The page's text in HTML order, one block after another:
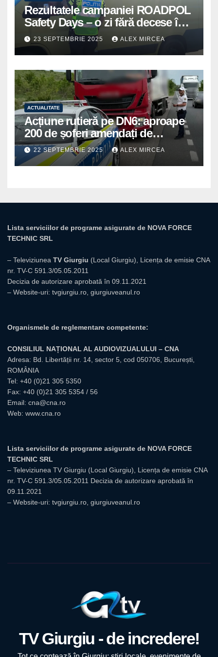
Rezultatele campaniei ROADPOL
Safety Days – o zi fără decese în
trafic
23 SEPTEMBRIE 2025 ALEX MIRCEA
ACTUALITATE
Acțiune rutieră pe DN6: aproape
200 de șoferi amendați de
polițiștii din Mihăilești
22 SEPTEMBRIE 2025 ALEX MIRCEA
Lista serviciilor de programe asigurate de NOVA FORCE
TECHNIC SRL
– Televiziunea TV Giurgiu (Local Giurgiu), Licența de emisie CNA
nr. TV-C 591.3/05.05.2011
Decizia de autorizare aprobată în 09.11.2021
– Website-uri: tvgiurgiu.ro giurgiuveanul.ro
Organismele de reglementare competente:
CONSILIUL NAȚIONAL AL AUDIOVIZUALULUI – CNA
Adresa: Bd. Libertății nr. 14, sector 5, cod 050706, București,
ROMÂNIA
Tel: +40 (0)21 305 5350
Fax: +40 (0)21 305 5354 / 56
Email: cna@cna.ro
Web: www.cna.ro
Lista serviciilor de programe asigurate de NOVA FORCE
TECHNIC SRL
– Televiziunea TV Giurgiu (Local Giurgiu), Licența de emisie CNA
nr. TV-C 591.3/05.05.2011 Decizia de autorizare aprobată în
09.11.2021
– Website-uri: tvgiurgiu.ro, giurgiuveanul.ro
TV Giurgiu - de incredere!